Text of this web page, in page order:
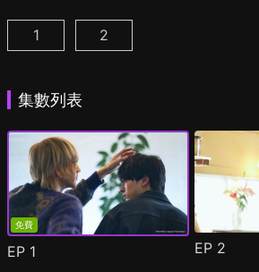
25時，赤坂見 第1集
1 25時，赤坂見 第2季 第1集
2
集數列表
免費
EP 1 EP 2